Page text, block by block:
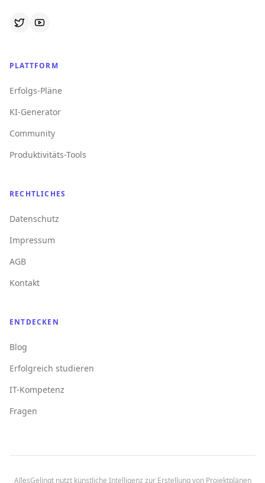
PLATTFORM
Erfolgs-Pläne
KI-Generator
Community
Produktivitäts-Tools
RECHTLICHES
Datenschutz
Impressum
AGB
Kontakt
ENTDECKEN
Blog
Erfolgreich studieren
IT-Kompetenz
Fragen
AllesGelingt nutzt künstliche Intelligenz zur Erstellung von Projektplänen